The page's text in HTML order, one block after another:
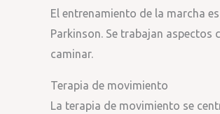
El entrenamiento de la marcha
Parkinson. Se trabajan
caminar.
Terapia de movimiento
La terapia de movimiento se